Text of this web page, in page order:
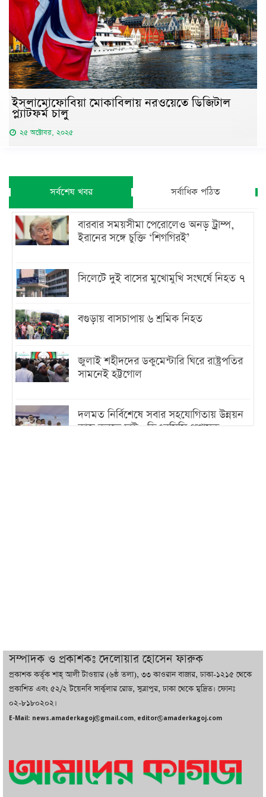
ইসলামোফোবিয়া মোকাবিলায় নরওয়েতে ডিজিটাল
প্ল্যাটফর্ম চালু
২৫ অক্টোবর, ২০২৫
সর্বশেষ খবর সর্বাধিক পঠিত
বারবার সময়সীমা পেরোলেও অনড় ট্রাম্প,
ইরানের সঙ্গে চুক্তি ‘শিগগিরই’
সিলেটে দুই বাসের মুখোমুখি সংঘর্ষে নিহত ৭
বগুড়ায় বাসচাপায় ৬ শ্রমিক নিহত
জুলাই শহীদদের ডকুমেন্টারি ঘিরে রাষ্ট্রপতির
সামনেই হট্টগোল
দলমত নির্বিশেষে সবার সহযোগিতায় উন্নয়ন
কাজ করতে চাই : ডিএনসিসি প্রশাসক
বাজারে কাঁচা মরিচে ‘আগুন’, ‘এত দাম তো
আগে দেখিনি’
সম্পাদক ও প্রকাশকঃ দেলোয়ার হোসেন ফারুক
প্রকাশক কর্তৃক শাহ্ আলী টাওয়ার (৬ষ্ঠ তলা), ৩৩ কাওরান বাজার, ঢাকা-১২১৫ থেকে
প্রকাশিত এবং ৫২/২ টয়েনবি সার্কুলার রোড, সুত্রাপুর, ঢাকা থেকে মুদ্রিত। ফোনঃ
০২-৮১৮০২০২।
E-Mail: news.amaderkagoj@gmail.com, editor@amaderkagoj.com